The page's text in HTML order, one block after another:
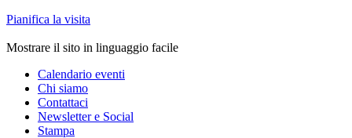
Pianifica la visita
Mostrare il sito in linguaggio facile
Calendario eventi
Chi siamo
Contattaci
Newsletter e Social
Stampa